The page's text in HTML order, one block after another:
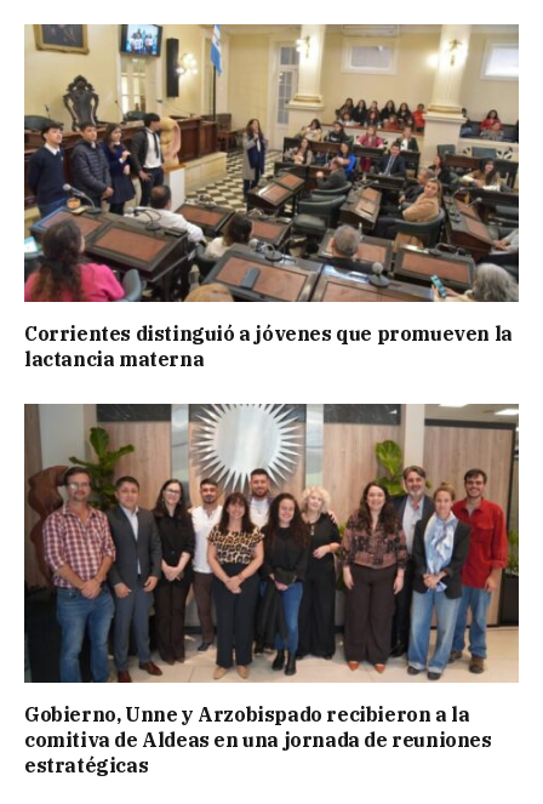
Corrientes distinguió a jóvenes que promueven la
lactancia materna
Gobierno, Unne y Arzobispado recibieron a la
comitiva de Aldeas en una jornada de reuniones
estratégicas